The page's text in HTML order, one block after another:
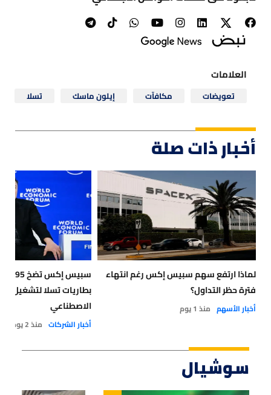
العلامات
تعويضات مكافآت إيلون ماسك تسلا
أخبار ذات صلة
لماذا ارتفع سهم سبيس إكس رغم انتهاء
فترة حظر التداول؟
أخبار الأسهم منذ 1 يوم
بطاريات تسلا لتشغيل
الاصطناعي
أخبار الشركات منذ 2 يوم
سوشيال